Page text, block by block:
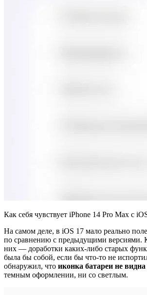
Как себя чувствует iPhone 14 Pro Max с
На самом деле, в iOS 17 мало реально
по сравнению с предыдущими версиями.
них — доработки каких-либо старых
была бы собой, если бы что-то не
обнаружил, что иконка батареи не
темным оформлении, ни со светлым.